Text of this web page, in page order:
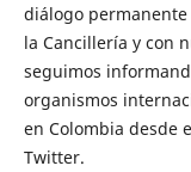
diálogo
la Cancillería y con
seguimos
organismos
en Colombia desde
Twitter.